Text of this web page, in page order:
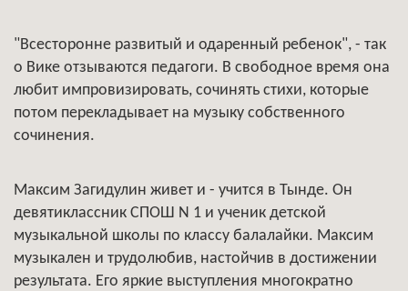
"Всесторонне развитый и одаренный ребенок", - так
о Вике отзываются педагоги. В свободное время она
любит импровизировать, сочинять стихи, которые
потом перекладывает на музыку собственного
сочинения.
Максим Загидулин живет и - учится в Тынде. Он
девятиклассник СПОШ N 1 и ученик детской
музыкальной школы по классу балалайки. Максим
музыкален и трудолюбив, настойчив в достижении
результата. Его яркие выступления многократно